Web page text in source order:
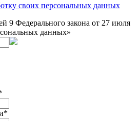
своих персональных данных
9 Федерального закона от 27 июля
данных»
*